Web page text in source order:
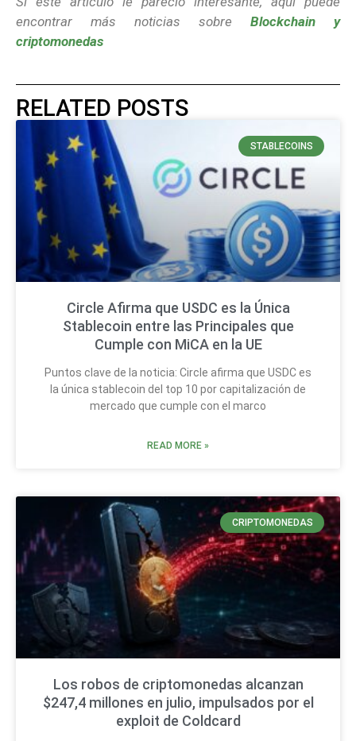
encontrar más noticias sobre Blockchain y
criptomonedas
RELATED POSTS
STABLECOINS
Circle Afirma que USDC es la Única
Stablecoin entre las Principales que
Cumple con MiCA en la UE
Puntos clave de la noticia: Circle afirma que USDC es
la única stablecoin del top 10 por capitalización de
mercado que cumple con el marco
READ MORE »
CRIPTOMONEDAS
Los robos de criptomonedas alcanzan
$247,4 millones en julio, impulsados por el
exploit de Coldcard